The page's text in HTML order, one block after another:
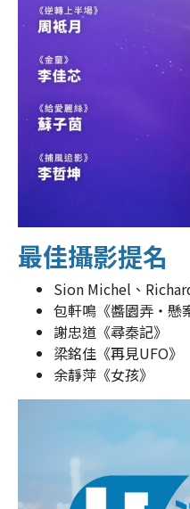
最佳攝影提名
Sion Michel、
包軒鳴《醬園弄‧懸
謝忠道《尋秦記》
梁銘佳《再見UFO》
余靜萍《女孩》